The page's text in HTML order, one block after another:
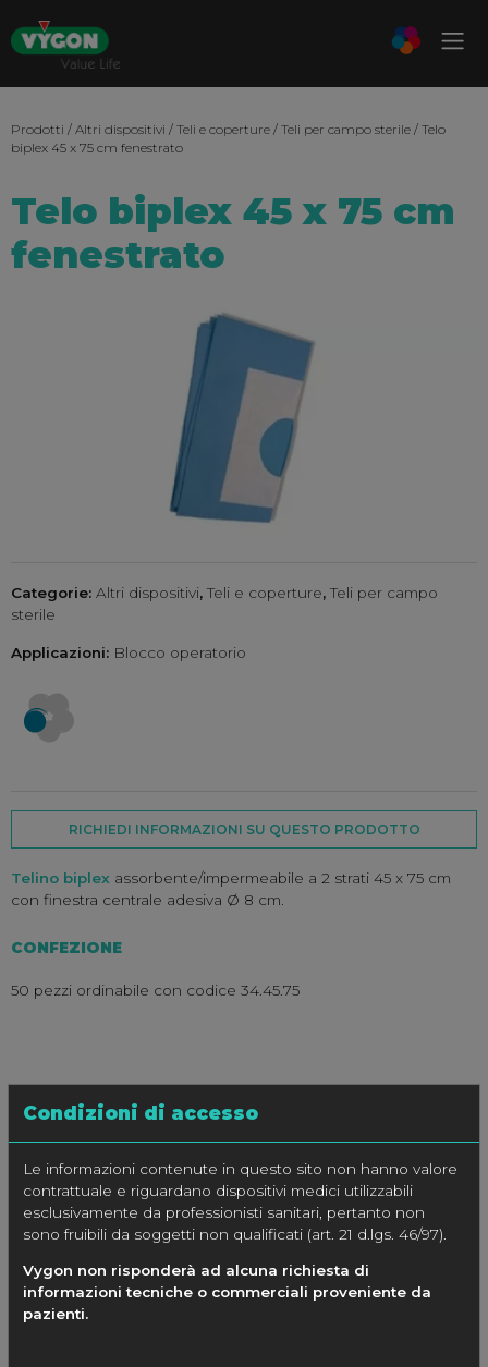
Condizioni di accesso
Le informazioni contenute in questo sito non hanno valore
contrattuale e riguardano dispositivi medici utilizzabili
esclusivamente da professionisti sanitari, pertanto non
sono fruibili da soggetti non qualificati (art. 21 d.lgs. 46/97).
Vygon non risponderà ad alcuna richiesta di
informazioni tecniche o commerciali proveniente da
pazienti.
Prodotti / Altri dispositivi / Teli e coperture / Teli per campo sterile / Telo
biplex 45 x 75 cm fenestrato
Telo biplex 45 x 75 cm
fenestrato
Categorie: Altri dispositivi, Teli e coperture, Teli per campo
sterile
Applicazioni: Blocco operatorio
RICHIEDI INFORMAZIONI SU QUESTO PRODOTTO
Telino biplex assorbente/impermeabile a 2 strati 45 x 75 cm
con finestra centrale adesiva Ø 8 cm.
CONFEZIONE
50 pezzi ordinabile con codice 34.45.75
PRODOTTI CORRELATI